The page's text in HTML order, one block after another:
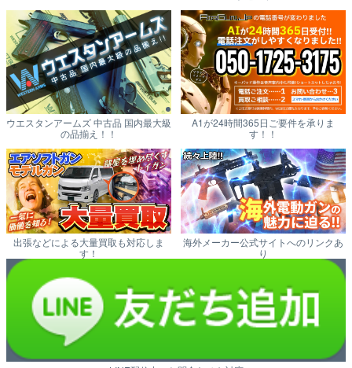
ウエスタンアームズ 中古品 国内最大級
の品揃え！！
A1が24時間365日ご要件を承りま
す！！
出張などによる大量買取も対応しま
す！
海外メーカー公式サイトへのリンクあ
り